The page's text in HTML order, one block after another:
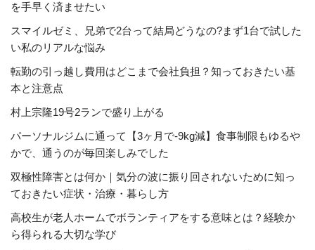
を手早く済ませたい
スマイルゼミ、兄弟で2台って結局どうなの?まず1台で試した
い私のリアルな悩み
転勤の引っ越し費用はどこまで会社負担？知っておきたい基
本と注意点
村上宗隆19号2ランで盛り上がる
パーソナルジムに通って【3ヶ月で-9kg減】食事制限もゆるや
かで、通うのが毎回楽しみでした
双極性障害とは何か｜気分の波に振り回されないために知っ
ておきたい症状・治療・暮らし方
高校生が老人ホームでボランティアをする意味とは？経験か
ら得られる大切な学び